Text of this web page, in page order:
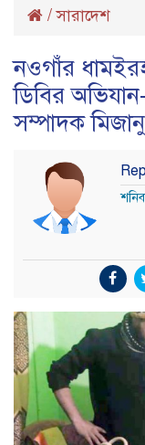
/সারাদেশ
নওগাঁর
ডিবির
সম্পাদক